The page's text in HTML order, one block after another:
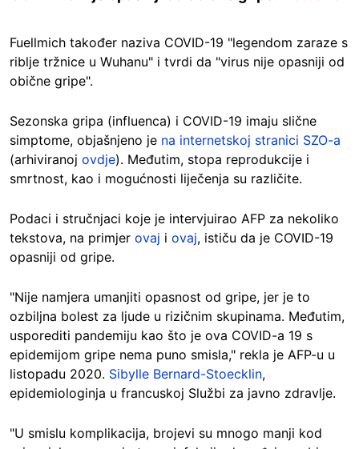
Fuellmich također naziva COVID-19 "legendom zaraze s
riblje tržnice u Wuhanu" i tvrdi da "virus nije opasniji od
obične gripe".
Sezonska gripa (influenca) i COVID-19 imaju slične
simptome, objašnjeno je na internetskoj stranici SZO-a
(arhiviranoj ovdje). Međutim, stopa reprodukcije i
smrtnost, kao i mogućnosti liječenja su različite.
Podaci i stručnjaci koje je intervjuirao AFP za nekoliko
tekstova, na primjer ovaj i ovaj, ističu da je COVID-19
opasniji od gripe.
"Nije namjera umanjiti opasnost od gripe, jer je to
ozbiljna bolest za ljude u rizičnim skupinama. Međutim,
usporediti pandemiju kao što je ova COVID-a 19 s
epidemijom gripe nema puno smisla," rekla je AFP-u u
listopadu 2020. Sibylle Bernard-Stoecklin,
epidemiologinja u francuskoj Službi za javno zdravlje.
"U smislu komplikacija, brojevi su mnogo manji kod